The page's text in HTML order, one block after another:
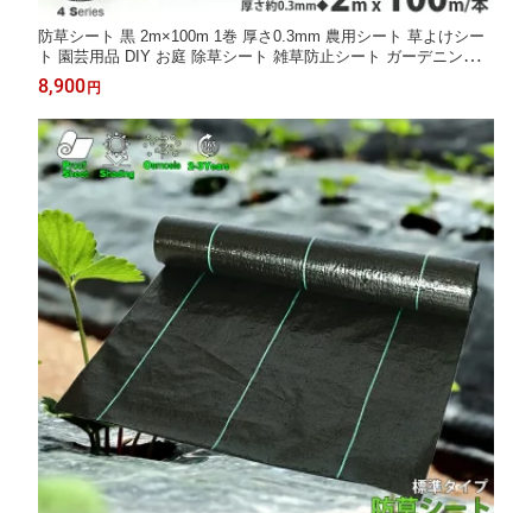
防草シート 黒 2m×100m 1巻 厚さ0.3mm 農用シート 草よけシー
ト 園芸用品 DIY お庭 除草シート 雑草防止シート ガーデニング
庭 田んぼ 畑 ハウス ライン入り 雑草防止 雑草抑制 砂利下 人工芝
下 雑草 防ぐ 草 農業 家庭菜園 LB-296 区分100S
8,900 円